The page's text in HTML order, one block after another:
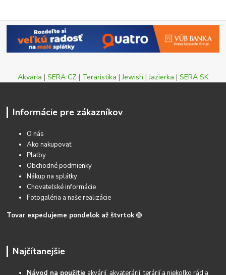
Akvaria | SERA CZ | Teraristika |Jewish |Jazierka | SERA SK
Informácie pre zákazníkov
O nás
Ako nakupovať
Platby
Obchodné podmienky
Nákup na splátky
Chovateľské informácie
Fotogaléria a naše realizácie
Tovar expedujeme pondelok až štvrtok 🟢
Najčítanejšie
Návod na použitie akvárií, akvaterárií, terárií a niekoľko rád a